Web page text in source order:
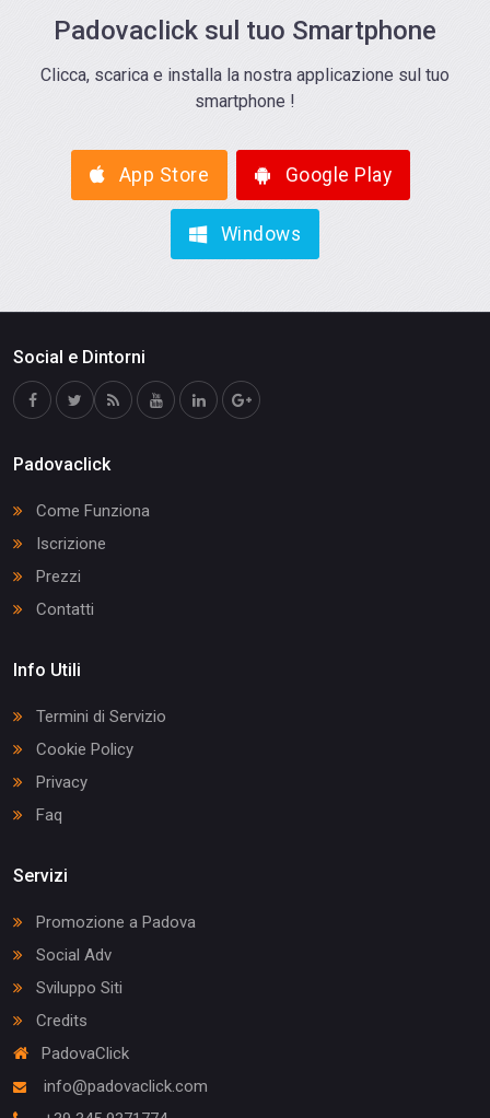
Padovaclick sul tuo Smartphone
Clicca, scarica e installa la nostra applicazione sul tuo
smartphone !
App Store Google Play
Windows
Social e Dintorni
Padovaclick
Come Funziona
Iscrizione
Prezzi
Contatti
Info Utili
Termini di Servizio
Cookie Policy
Privacy
Faq
Servizi
Promozione a Padova
Social Adv
Sviluppo Siti
Credits
PadovaClick
info@padovaclick.com